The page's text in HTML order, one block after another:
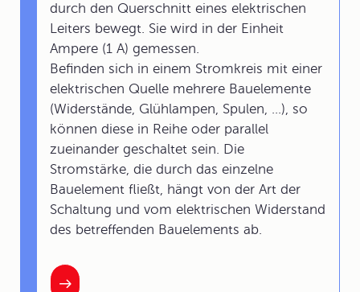
durch den Querschnitt eines elektrischen
Leiters bewegt. Sie wird in der Einheit
Ampere (1 A) gemessen.
Befinden sich in einem Stromkreis mit einer
elektrischen Quelle mehrere Bauelemente
(Widerstände, Glühlampen, Spulen, ...), so
können diese in Reihe oder parallel
zueinander geschaltet sein. Die
Stromstärke, die durch das einzelne
Bauelement fließt, hängt von der Art der
Schaltung und vom elektrischen Widerstand
des betreffenden Bauelements ab.